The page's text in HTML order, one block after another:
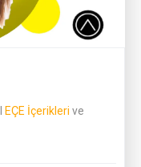
EÇE İçerikleri ve